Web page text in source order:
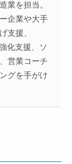
業を担当。
企業や大手
支援、
化支援、ソ
営業コーチ
グを手がけ